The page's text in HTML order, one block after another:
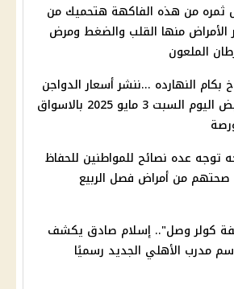
ثمره من هذه الفاكهة هتحميك من
الأمراض منها القلب والضغط ومرض
الملعون
بكام النهارده ...ننشر أسعار الدواجن
والبيض اليوم السبت 3 مايو 2025 بالاسواق
توجه عده نصائح للمواطنين للحفاظ
من أمراض فصل الربيع
كولر وصل".. إسلام صادق يكشف
مدرب الأهلي الجديد رسميًا